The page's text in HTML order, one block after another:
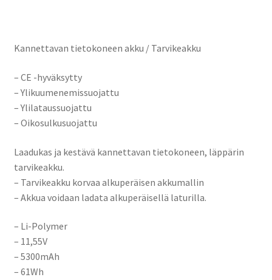
Kannettavan tietokoneen akku / Tarvikeakku
– CE -hyväksytty
– Ylikuumenemissuojattu
– Ylilataussuojattu
– Oikosulkusuojattu
Laadukas ja kestävä kannettavan tietokoneen, läppärin
tarvikeakku.
– Tarvikeakku korvaa alkuperäisen akkumallin
– Akkua voidaan ladata alkuperäisellä laturilla.
– Li-Polymer
– 11,55V
– 5300mAh
– 61Wh